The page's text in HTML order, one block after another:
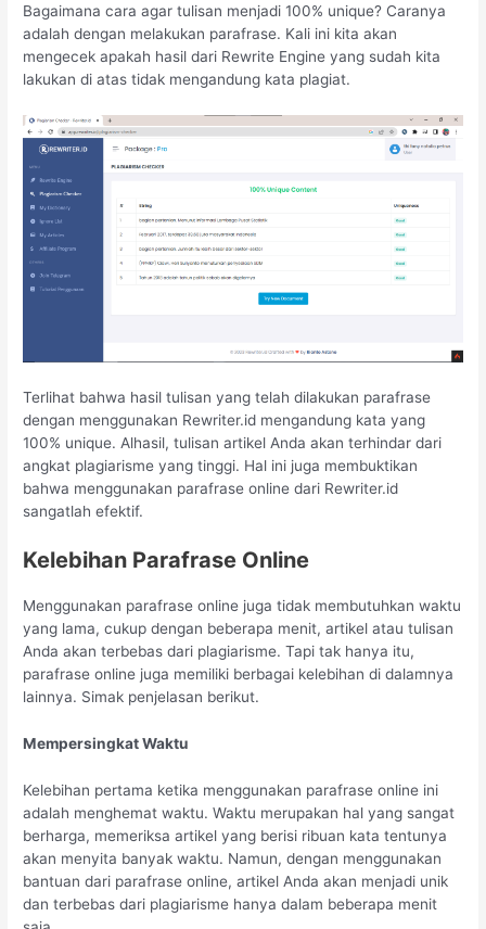
Bagaimana cara agar tulisan menjadi 100% unique? Caranya
adalah dengan melakukan parafrase. Kali ini kita akan
mengecek apakah hasil dari Rewrite Engine yang sudah kita
lakukan di atas tidak mengandung kata plagiat.
Terlihat bahwa hasil tulisan yang telah dilakukan parafrase
dengan menggunakan Rewriter.id mengandung kata yang
100% unique. Alhasil, tulisan artikel Anda akan terhindar dari
angkat plagiarisme yang tinggi. Hal ini juga membuktikan
bahwa menggunakan parafrase online dari Rewriter.id
sangatlah efektif.
Kelebihan Parafrase Online
Menggunakan parafrase online juga tidak membutuhkan waktu
yang lama, cukup dengan beberapa menit, artikel atau tulisan
Anda akan terbebas dari plagiarisme. Tapi tak hanya itu,
parafrase online juga memiliki berbagai kelebihan di dalamnya
lainnya. Simak penjelasan berikut.
Mempersingkat Waktu
Kelebihan pertama ketika menggunakan parafrase online ini
adalah menghemat waktu. Waktu merupakan hal yang sangat
berharga, memeriksa artikel yang berisi ribuan kata tentunya
akan menyita banyak waktu. Namun, dengan menggunakan
bantuan dari parafrase online, artikel Anda akan menjadi unik
dan terbebas dari plagiarisme hanya dalam beberapa menit